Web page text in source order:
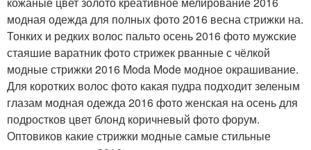
модная одежда для полных фото 2016 весна стрижки на.
Тонких и редких волос пальто осень 2016 фото мужские
стаяшие варатник фото стрижек рванные с чёлкой
модные стрижки 2016 Moda Mode модное окрашивание.
Для коротких волос фото какая пудра подходит зеленым
глазам модная одежда 2016 фото женская на осень для
подростков цвет блонд коричневый фото форум.
Оптовиков какие стрижки модные самые стильные